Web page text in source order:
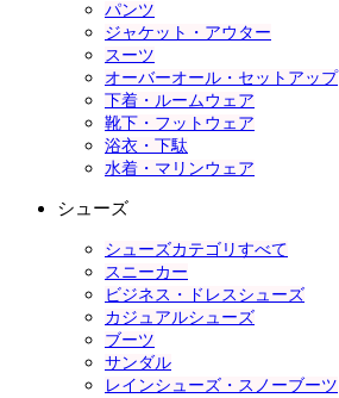
パンツ
ジャケット・アウター
スーツ
オーバーオール・セットアップ
下着・ルームウェア
靴下・フットウェア
浴衣・下駄
水着・マリンウェア
シューズ
シューズカテゴリすべて
スニーカー
ビジネス・ドレスシューズ
カジュアルシューズ
ブーツ
サンダル
レインシューズ・スノーブーツ